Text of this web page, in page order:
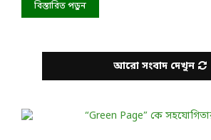
বিস্তারিত পড়ুন
আরো সংবাদ দেখুন